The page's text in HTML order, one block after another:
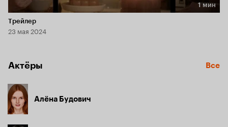
Длительность 1 мин
1 мин
Трейлер
23 мая 2024
Актёры Все
Алёна Будович